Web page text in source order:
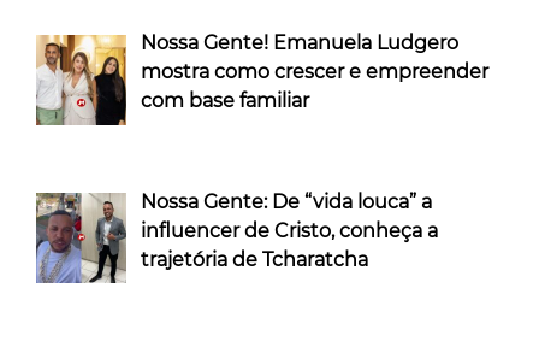
Nossa Gente! Emanuela Ludgero
mostra como crescer e empreender
com base familiar
Nossa Gente: De “vida louca” a
influencer de Cristo, conheça a
trajetória de Tcharatcha